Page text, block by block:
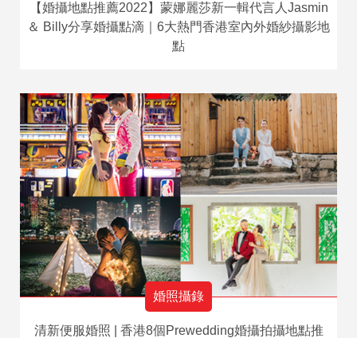
【婚攝地點推薦2022】蒙娜麗莎新一輯代言人Jasmin
＆ Billy分享婚攝點滴｜6大熱門香港室內外婚紗攝影地
點
婚照攝錄
清新便服婚照 | 香港8個Prewedding婚攝拍攝地點推